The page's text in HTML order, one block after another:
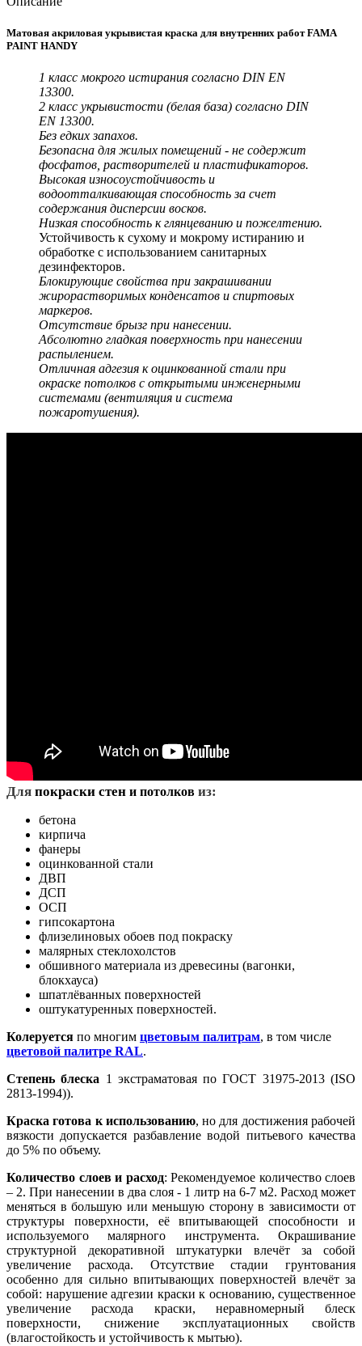
Матовая акриловая укрывистая краска для внутренних работ FAMA
PAINT HANDY
1 класс мокрого истирания согласно DIN EN
13300.
2 класс укрывистости (белая база) согласно DIN
EN 13300.
Без едких запахов.
Безопасна для жилых помещений - не содержит
фосфатов, растворителей и пластификаторов.
Высокая износоустойчивость и
водоотталкивающая способность за счет
содержания дисперсии восков.
Низкая способность к глянцеванию и пожелтению.
Устойчивость к сухому и мокрому истиранию и
обработке с использованием санитарных
дезинфекторов.
Блокирующие свойства при закрашивании
жирорастворимых конденсатов и спиртовых
маркеров.
Отсутствие брызг при нанесении.
Абсолютно гладкая поверхность при нанесении
распылением.
Отличная адгезия к оцинкованной стали при
окраске потолков с открытыми инженерными
системами (вентиляция и система
пожаротушения).
Для покраски стен и потолков из:
бетона
кирпича
фанеры
оцинкованной стали
ДВП
ДСП
ОСП
гипсокартона
флизелиновых обоев под покраску
малярных стеклохолстов
обшивного материала из древесины (вагонки,
блокхауса)
шпатлёванных поверхностей
оштукатуренных поверхностей.
Колеруется по многим цветовым палитрам, в том числе
цветовой палитре RAL.
Степень блеска 1 экстраматовая по ГОСТ 31975-2013 (ISO
2813-1994)).
Краска готова к использованию, но для достижения рабочей
вязкости допускается разбавление водой питьевого качества
до 5% по объему.
Количество слоев и расход: Рекомендуемое количество слоев
– 2. При нанесении в два слоя - 1 литр на 6-7 м2. Расход может
меняться в большую или меньшую сторону в зависимости от
структуры поверхности, её впитывающей способности и
используемого малярного инструмента. Окрашивание
структурной декоративной штукатурки влечёт за собой
увеличение расхода. Отсутствие стадии грунтования
особенно для сильно впитывающих поверхностей влечёт за
собой: нарушение адгезии краски к основанию, существенное
увеличение расхода краски, неравномерный блеск
поверхности, снижение эксплуатационных свойств
(влагостойкость и устойчивость к мытью).